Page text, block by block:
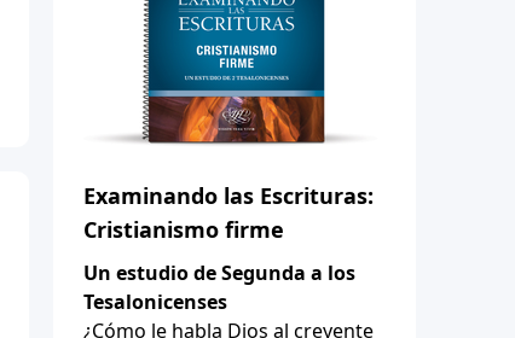
Examinando las Escrituras:
Cristianismo firme
Un estudio de Segunda a los
Tesalonicenses
¿Cómo le habla Dios al creyente